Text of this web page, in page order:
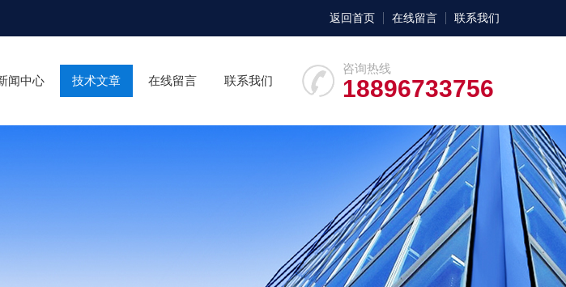
返回首页 在线留言 联系我们
咨询热线
18896733756
闻中心 技术文章 在线留言 联系我们